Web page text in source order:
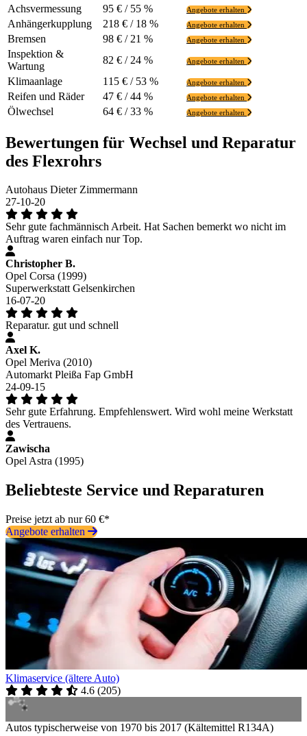
Achsvermessung
95 € / 55 % Angebote erhalten
Anhängerkupplung 218 € / 18 % Angebote erhalten
Bremsen 98 € / 21 % Angebote erhalten
Inspektion &
Wartung
82 € / 24 % Angebote erhalten
Klimaanlage 115 € / 53 % Angebote erhalten
Reifen und Räder 47 € / 44 % Angebote erhalten
Ölwechsel 64 € / 33 % Angebote erhalten
Bewertungen für Wechsel und Reparatur
des Flexrohrs
Autohaus Dieter Zimmermann
27-10-20
Sehr gute fachmännisch Arbeit. Hat Sachen bemerkt wo nicht im
Auftrag waren einfach nur Top.
Christopher B.
Opel Corsa (1999)
Superwerkstatt Gelsenkirchen
16-07-20
Reparatur. gut und schnell
Axel K.
Opel Meriva (2010)
Automarkt Pleißa Fap GmbH
24-09-15
Sehr gute Erfahrung. Empfehlenswert. Wird wohl meine Werkstatt
des Vertrauens.
Zawischa
Opel Astra (1995)
Beliebteste Service und Reparaturen
Preise jetzt ab nur 60 €*
Angebote erhalten
Klimaservice (ältere Auto)
4.6 (205)
Autos typischerweise von 1970 bis 2017 (Kältemittel R134A)